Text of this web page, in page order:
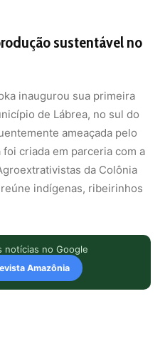
sustentável no
inaugurou sua primeira
de Lábrea, no sul do
ameaçada pelo
criada em parceria com a
da Colônia
indígenas, ribeirinhos
notícias no Google
Amazônia